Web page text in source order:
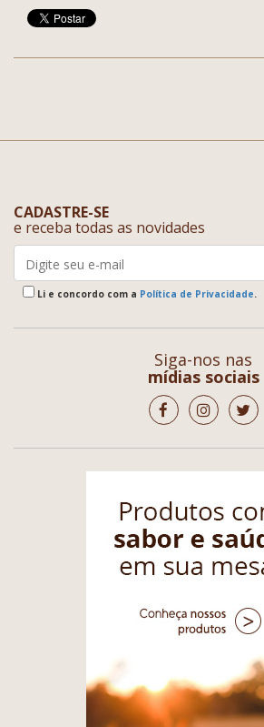
CADASTRE-SE
e receba todas as novidades
Li e concordo com a Política de Privacidade.
Siga-nos nas
mídias sociais